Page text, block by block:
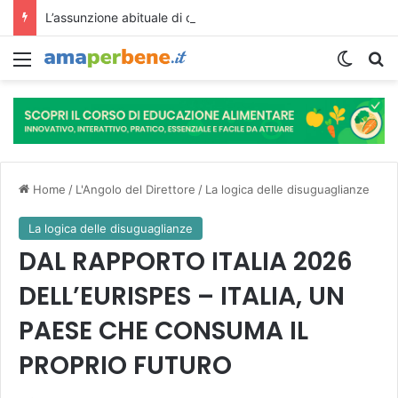
Menu
Home / L'Angolo del Direttore / La logica delle disuguaglianze
La logica delle disuguaglianze
DAL RAPPORTO ITALIA 2026
DELL’EURISPES – ITALIA, UN
PAESE CHE CONSUMA IL
PROPRIO FUTURO